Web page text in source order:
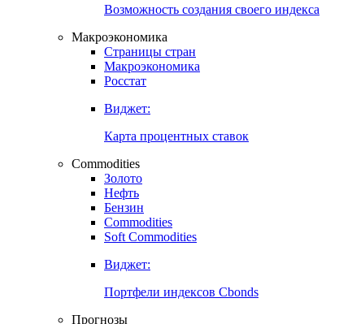
Ставки центральных банков
Создать индекс
Возможность создания своего индекса
Макроэкономика
Страницы стран
Макроэкономика
Росстат
Виджет:
Карта процентных ставок
Commodities
Золото
Нефть
Бензин
Commodities
Soft Commodities
Виджет: